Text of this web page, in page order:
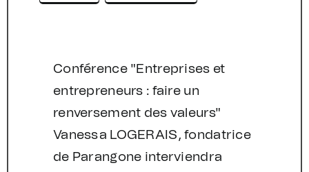
Conférence "Entreprises et
entrepreneurs : faire un
renversement des valeurs"
Vanessa LOGERAIS, fondatrice
de Parangone interviendra